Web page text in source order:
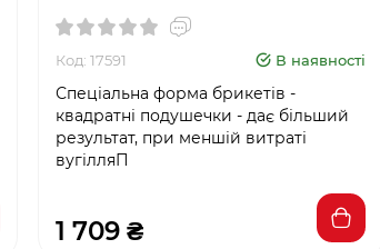
Код: 17591 В наявності
Спеціальна форма брикетів -
квадратні подушечки - дає більший
результат, при меншій витраті
вугілляП
1 709 ₴